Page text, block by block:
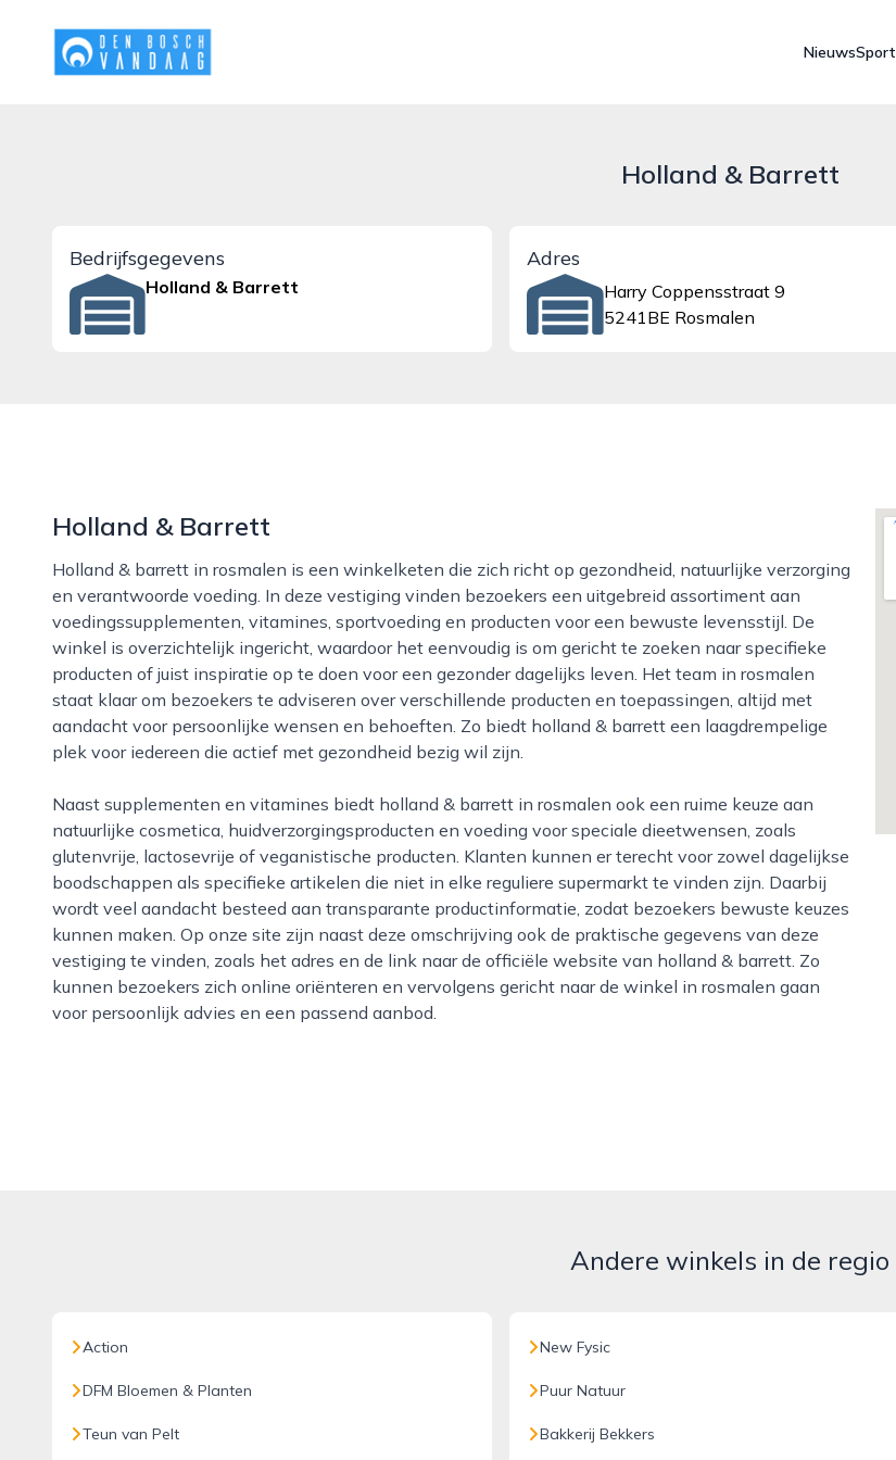
denboschvandaag.nl
NieuwsSport
Holland & Barrett
Bedrijfsgegevens
Holland & Barrett
Adres
Harry Coppensstraat 9
5241BE Rosmalen
Holland & Barrett
Holland & barrett in rosmalen is een winkelketen die zich richt op gezondheid, natuurlijke verzorging
en verantwoorde voeding. In deze vestiging vinden bezoekers een uitgebreid assortiment aan
voedingssupplementen, vitamines, sportvoeding en producten voor een bewuste levensstijl. De
winkel is overzichtelijk ingericht, waardoor het eenvoudig is om gericht te zoeken naar specifieke
producten of juist inspiratie op te doen voor een gezonder dagelijks leven. Het team in rosmalen
staat klaar om bezoekers te adviseren over verschillende producten en toepassingen, altijd met
aandacht voor persoonlijke wensen en behoeften. Zo biedt holland & barrett een laagdrempelige
plek voor iedereen die actief met gezondheid bezig wil zijn.
Naast supplementen en vitamines biedt holland & barrett in rosmalen ook een ruime keuze aan
natuurlijke cosmetica, huidverzorgingsproducten en voeding voor speciale dieetwensen, zoals
glutenvrije, lactosevrije of veganistische producten. Klanten kunnen er terecht voor zowel dagelijkse
boodschappen als specifieke artikelen die niet in elke reguliere supermarkt te vinden zijn. Daarbij
wordt veel aandacht besteed aan transparante productinformatie, zodat bezoekers bewuste keuzes
kunnen maken. Op onze site zijn naast deze omschrijving ook de praktische gegevens van deze
vestiging te vinden, zoals het adres en de link naar de officiële website van holland & barrett. Zo
kunnen bezoekers zich online oriënteren en vervolgens gericht naar de winkel in rosmalen gaan
voor persoonlijk advies en een passend aanbod.
Andere winkels in de regio
Action
DFM Bloemen & Planten
Teun van Pelt
New Fysic
Puur Natuur
Bakkerij Bekkers